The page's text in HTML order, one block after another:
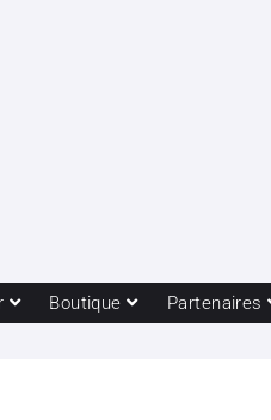
Boutique Partenaires